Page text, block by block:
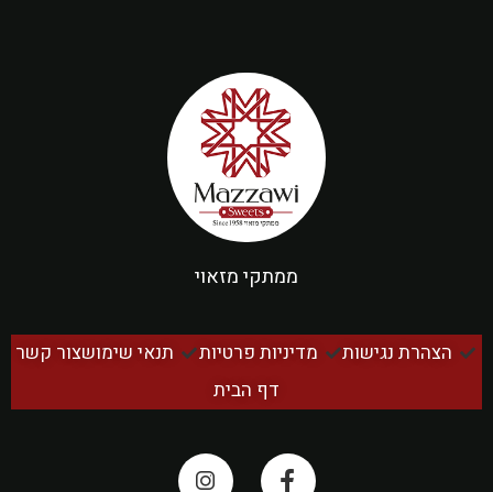
ממתקי מזאוי
הצהרת נגישות מדיניות פרטיות תנאי שימושצור קשר
דף הבית